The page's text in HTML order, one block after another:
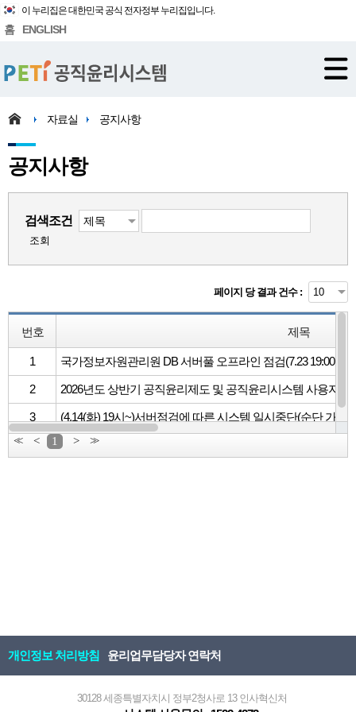
이 누리집은 대한민국 공식 전자정부 누리집입니다.
홈 ENGLISH
자료실 공지사항
공지사항
검색조건
조회
페이지 당 결과 건수 :
번호 제목
1 국가정보자원관리원 DB 서버풀 오프라인 점검(7.23 19:00 ~
2 2026년도 상반기 공직윤리제도 및 공직윤리시스템 사용자
3 (4.14(화) 19시~)서버점검에 따른 시스템 일시중단(순단 가능)
<< < 1 > >>
개인정보 처리방침 윤리업무담당자 연락처
30128 세종특별자치시 정부2청사로 13 인사혁신처